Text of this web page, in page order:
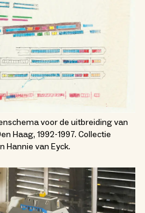
voor de uitbreiding van
Haag, 1992-1997. Collectie
Hannie van Eyck.